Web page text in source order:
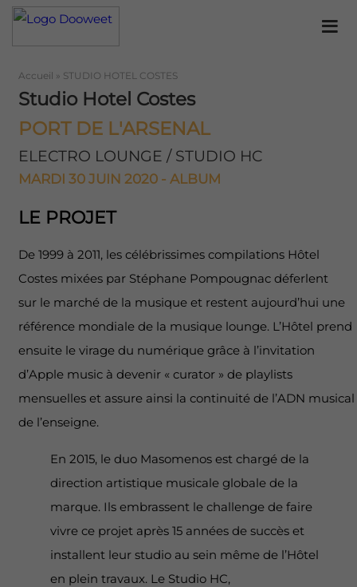
Accueil » STUDIO HOTEL COSTES
Studio Hotel Costes
PORT DE L'ARSENAL
ELECTRO LOUNGE / STUDIO HC
MARDI 30 JUIN 2020 - ALBUM
LE PROJET
De 1999 à 2011, les célébrissimes compilations Hôtel
Costes mixées par Stéphane Pompougnac déferlent
sur le marché de la musique et restent aujourd’hui une
référence mondiale de la musique lounge. L’Hôtel prend
ensuite le virage du numérique grâce à l’invitation
d’Apple music à devenir « curator » de playlists
mensuelles et assure ainsi la continuité de l’ADN musical
de l’enseigne.
En 2015, le duo Masomenos est chargé de la
direction artistique musicale globale de la
marque. Ils embrassent le challenge de faire
vivre ce projet après 15 années de succès et
installent leur studio au sein même de l’Hôtel
en plein travaux. Le Studio HC,